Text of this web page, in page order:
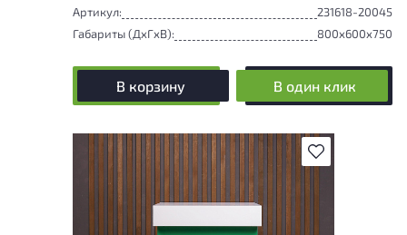
Артикул:
231618-20045
Габариты (ДxГxВ):
800x600x750
В корзину В один клик
В избранное